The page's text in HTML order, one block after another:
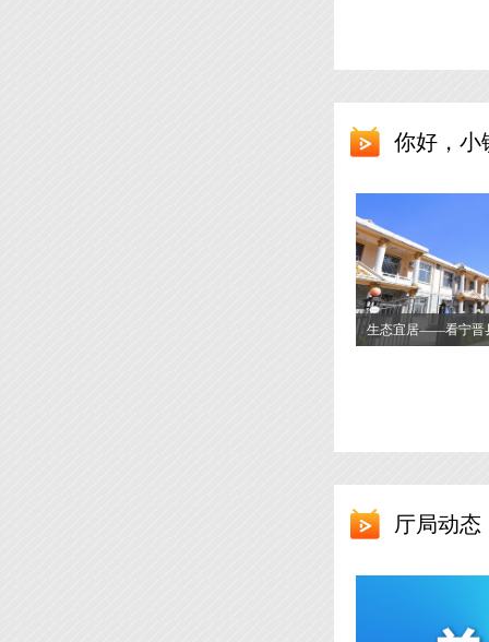
你好，小
生态宜居——看宁晋
厅局动态